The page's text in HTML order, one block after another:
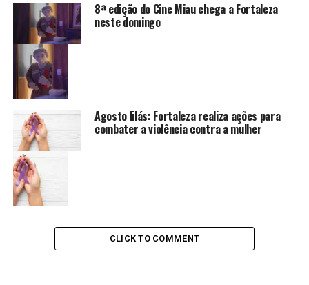
8ª edição do Cine Miau chega a Fortaleza
neste domingo
Agosto lilás: Fortaleza realiza ações para
combater a violência contra a mulher
CLICK TO COMMENT